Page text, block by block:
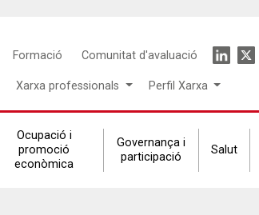
Formació Comunitat d'avaluació
Icon
menu
Xarxa professionals Perfil Xarxa
Ocupació i
promoció
econòmica
Governança i
participació
Salut